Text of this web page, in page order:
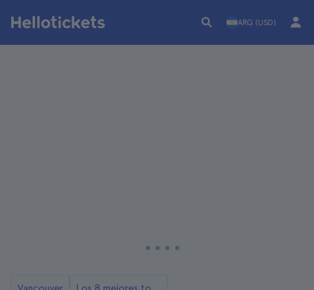
ARG (USD)